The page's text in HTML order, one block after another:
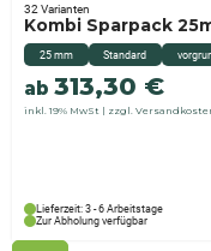
25 mm Standard
Kombi Sparpack
ab313,30 €
inkl. 19% MwSt zzgl.
32 Varianten
Lieferzeit: 3 - 6 Arbeitstage
Zur Abholung verfügbar